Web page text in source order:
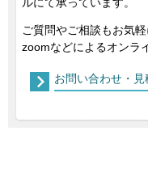
ルにて承っています。
ご質問やご相談もお気軽
zoomなどによるオンラ
お問い合わせ・見